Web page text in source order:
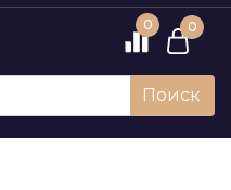
0 0
Поиск